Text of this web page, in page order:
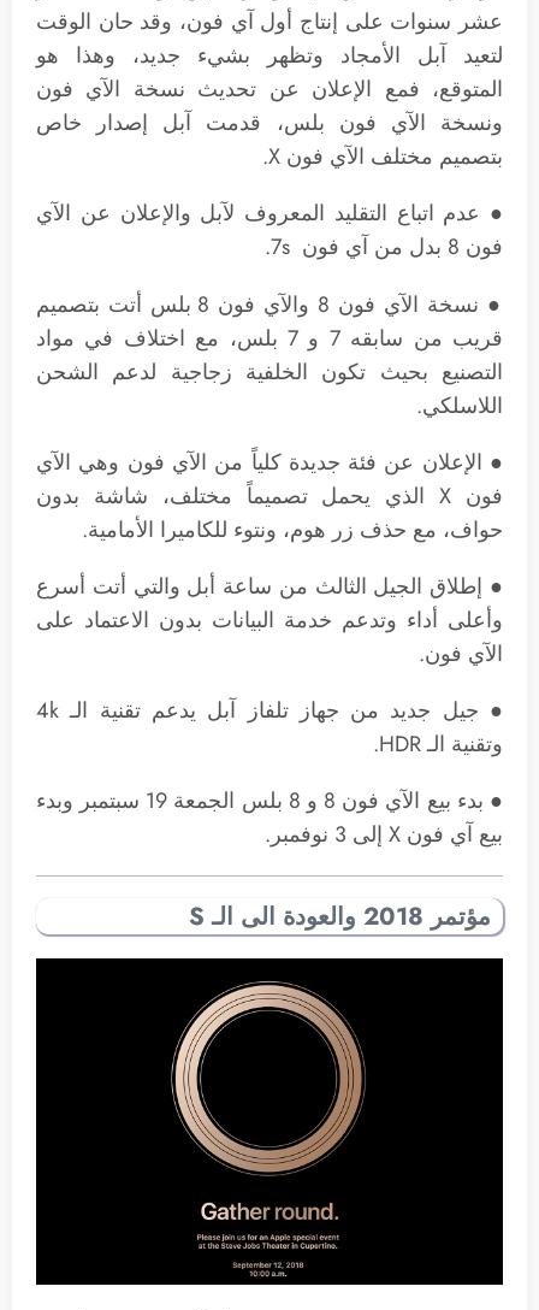
عشر سنوات على إنتاج أول آي فون، وقد حان الوقت
لتعيد آبل الأمجاد وتظهر بشيء جديد، وهذا هو
المتوقع، فمع الإعلان عن تحديث نسخة الآي فون
ونسخة الآي فون بلس، قدمت آبل إصدار خاص
بتصميم مختلف الآي فون X.
● عدم اتباع التقليد المعروف لآبل والإعلان عن الآي
فون 8 بدل من آي فون 7s.
● نسخة الآي فون 8 والآي فون 8 بلس أتت بتصميم
قريب من سابقه 7 و 7 بلس، مع اختلاف في مواد
التصنيع بحيث تكون الخلفية زجاجية لدعم الشحن
اللاسلكي.
● الإعلان عن فئة جديدة كلياً من الآي فون وهي الآي
فون X الذي يحمل تصميماً مختلف، شاشة بدون
حواف، مع حذف زر هوم، ونتوء للكاميرا الأمامية.
● إطلاق الجيل الثالث من ساعة أبل والتي أتت أسرع
وأعلى أداء وتدعم خدمة البيانات بدون الاعتماد على
الآي فون.
● جيل جديد من جهاز تلفاز آبل يدعم تقنية الـ 4k
وتقنية الـ HDR.
● بدء بيع الآي فون 8 و 8 بلس الجمعة 19 سبتمبر وبدء
بيع آي فون X إلى 3 نوفمبر.
مؤتمر 2018 والعودة الى الـ S